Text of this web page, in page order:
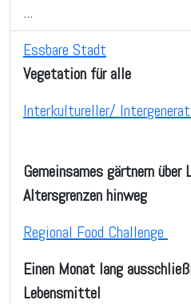
...
Essbare Stadt
Vegetation für alle
Interkultureller/
Gemeinsames gärtnern über
Altersgrenzen hinweg
Regional Food Challenge
Einen Monat lang
Lebensmittel